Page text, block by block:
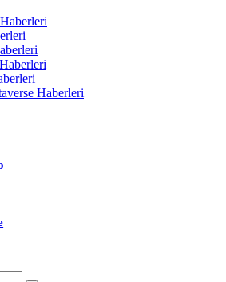
Haberleri